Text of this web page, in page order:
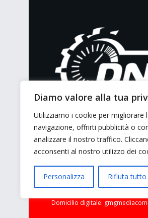
Diamo valore alla tua
Utilizziamo i cookie per migliorare
navigazione, offrirti pubblicità o
analizzare il nostro traffico.
acconsenti al nostro utilizzo dei
Personalizza Rifiuta tutto
E’ un portale di news ai sensi
7/5/2001 n. 62
© 2026 GMG Media Company
Domicilio digitale: